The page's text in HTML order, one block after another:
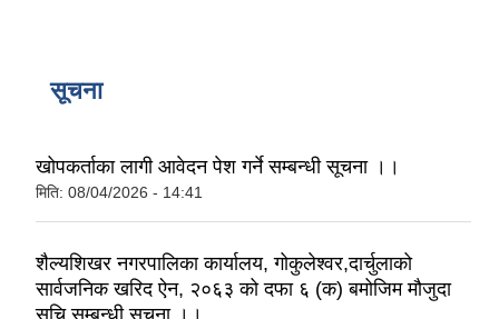
सूचना
खोपकर्ताका लागी आवेदन पेश गर्ने सम्बन्धी सूचना ।।
मिति: 08/04/2026 - 14:41
शैल्यशिखर नगरपालिका कार्यालय, गोकुलेश्वर,दार्चुलाको
सार्वजनिक खरिद ऐन, २०६३ को दफा ६ (क) बमोजिम मौजुदा
सूचि सम्बन्धी सूचना ।।